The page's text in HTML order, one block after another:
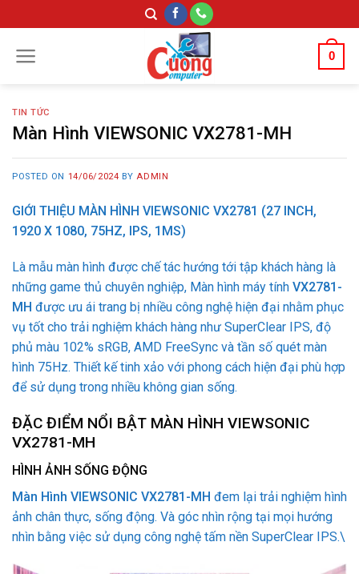
to
content
0
TIN TỨC
Màn Hình VIEWSONIC VX2781-MH
POSTED ON 14/06/2024 BY ADMIN
GIỚI THIỆU MÀN HÌNH VIEWSONIC VX2781 (27 INCH,
1920 X 1080, 75HZ, IPS, 1MS)
Là mẫu màn hình được chế tác hướng tới tập khách hàng là
những game thủ chuyên nghiệp, Màn hình máy tính VX2781-
MH được ưu ái trang bị nhiều công nghệ hiện đại nhằm phục
vụ tốt cho trải nghiệm khách hàng như SuperClear IPS, độ
phủ màu 102% sRGB, AMD FreeSync và tần số quét màn
hình 75Hz. Thiết kế tinh xảo với phong cách hiện đại phù hợp
để sử dụng trong nhiều không gian sống.
ĐẶC ĐIỂM NỔI BẬT MÀN HÌNH VIEWSONIC
VX2781-MH
HÌNH ẢNH SỐNG ĐỘNG
Màn Hình VIEWSONIC VX2781-MH đem lại trải nghiệm hình
ảnh chân thực, sống động. Và góc nhìn rộng tại mọi hướng
nhìn bằng việc sử dụng công nghệ tấm nền SuperClear IPS.\